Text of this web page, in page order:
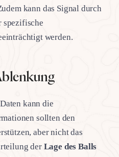
kann das Signal durch
spezifische
werden.
kann die
sollten den
aber nicht das
der Lage des Balls